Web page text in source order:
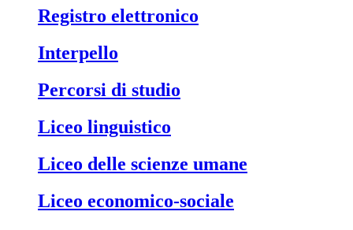
registro elettronico
interpello
percorsi di studio
liceo linguistico
liceo delle scienze umane
liceo economico-sociale